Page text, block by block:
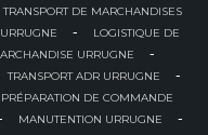
TRANSPORT DE MARCHANDISES
-
LOGISTIQUE DE
URRUGNE -
TRANSPORT ADR URRUGNE -
PRÉPARATION DE COMMANDE
MANUTENTION URRUGNE -